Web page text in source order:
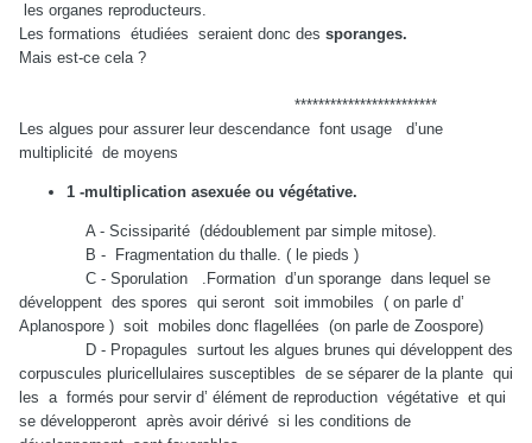
les organes reproducteurs.
Les formations étudiées seraient donc des sporanges.
Mais est-ce cela ?
************************
Les algues pour assurer leur descendance font usage d’une
multiplicité de moyens
1 -multiplication asexuée ou végétative.
A - Scissiparité (dédoublement par simple mitose).
B - Fragmentation du thalle. ( le pieds )
C - Sporulation .Formation d’un sporange dans lequel se
développent des spores qui seront soit immobiles ( on parle d’
Aplanospore ) soit mobiles donc flagellées (on parle de Zoospore)
D - Propagules surtout les algues brunes qui développent des
corpuscules pluricellulaires susceptibles de se séparer de la plante qui
les a formés pour servir d’ élément de reproduction végétative et qui
se développeront après avoir dérivé si les conditions de